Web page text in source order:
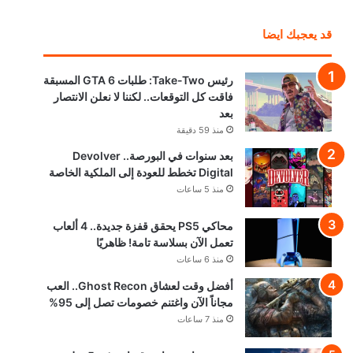
قد يعجبك ايضا
رئيس Take-Two: طلبات GTA 6 المسبقة
فاقت كل التوقعات.. لكننا لا نعلن الانتصار
بعد
منذ 59 دقيقة
بعد سنوات في البورصة.. Devolver
Digital تخطط للعودة إلى الملكية الخاصة
منذ 5 ساعات
محاكي PS5 يحقق قفزة جديدة.. 4 ألعاب
تعمل الآن بسلاسة تامة! ظاهريًا
منذ 6 ساعات
أفضل وقت لعشاق Ghost Recon.. العب
مجاناً الآن واغتنم خصومات تصل إلى 95%
منذ 7 ساعات